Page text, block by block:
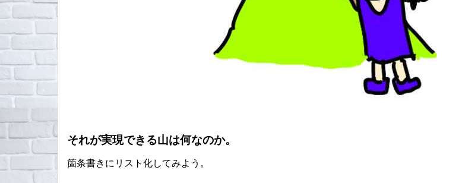
それが実現できる山は何なのか。
箇条書きにリスト化してみよう。